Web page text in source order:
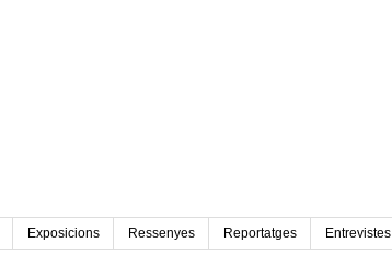
Exposicions Ressenyes Reportatges Entrevistes